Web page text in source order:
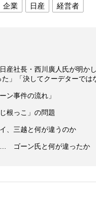
企業 日産 経営者
産社長・西川廣人氏が明か
」「決してクーデターでは
ン事件の流れ」
根っこ」の問題
、三越と何が違うのか
… ゴーン氏と何が違ったか